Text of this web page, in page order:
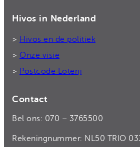
Hivos in Nederland
> Hivos en de politiek
> Onze visie
> Postcode Loterij
Contact
Bel ons: 070 – 3765500
Rekeningnummer: NL50 TRIO